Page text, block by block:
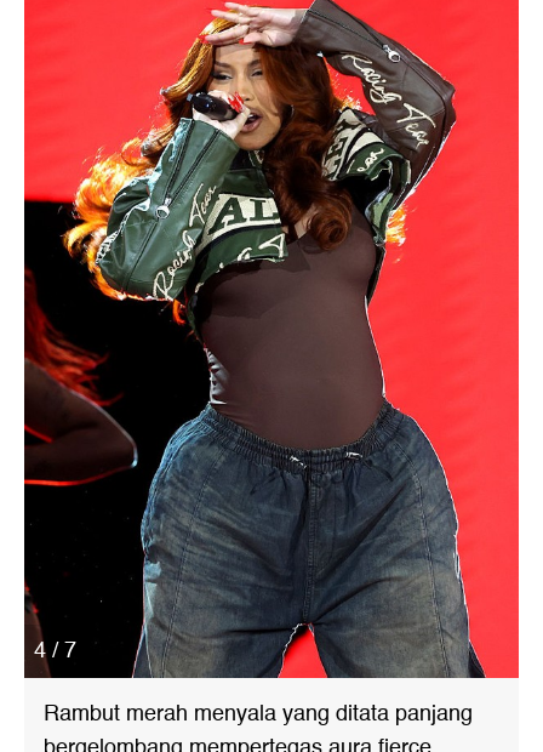
4 / 7
Rambut merah menyala yang ditata panjang